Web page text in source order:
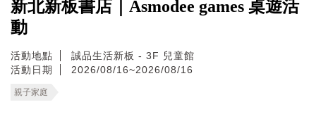
新北新板書店｜Asmodee games 桌遊活
動
活動地點
誠品生活新板 - 3F 兒童館
活動日期
2026/08/16~2026/08/16
親子家庭